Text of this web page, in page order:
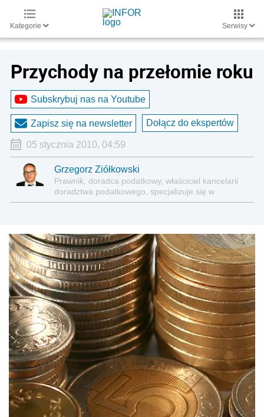
Kategorie Serwisy
Przychody na przełomie roku
Subskrybuj nas na Youtube
Zapisz się na newsletter Dołącz do ekspertów
05 stycznia 2010, 04:59
Grzegorz Ziółkowski
Prawnik, doradca podatkowy, właściciel kancelarii
doradztwa podatkowego, specjalizuje się w
podatkach dochodowych, zarówno od osób